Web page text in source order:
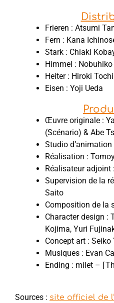
Frieren : Atsumi
Fern : Kana
Stark : Chiaki
Himmel :
Heiter : Hiroki Tochi
Eisen : Yoji Ueda
Œuvre originale :
(Scénario) & Abe
Studio d’animation
Réalisation :
Réalisateur adjoint
Supervision de la
Saito
Composition de la
Character design :
Kojima, Yuri
Concept art : Seiko
Musiques : Evan Call
Ending : milet –
Sources : site officiel de